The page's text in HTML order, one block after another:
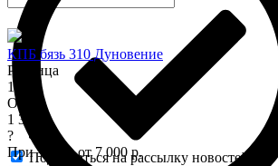
КПБ бязь 310 Дуновение
Розница
1 575
Опт
1 345
?
При заказе от 7 000 р.
Подписаться на рассылку новостей